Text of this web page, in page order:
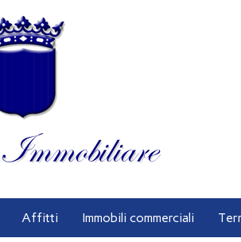
Affitti Immobili commerciali